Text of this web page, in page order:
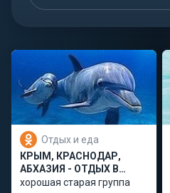
Отдых и еда
КРЫМ, КРАСНОДАР,
АБХАЗИЯ - ОТДЫХ В
РОССИИ
хорошая старая группа